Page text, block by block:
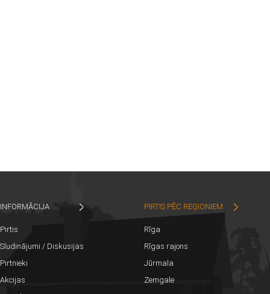
INFORMĀCIJA
Pirtis
Sludinājumi / Diskusijas
Pirtnieki
Akcijas
PIRTIS PĒC REĢIONIEM
Rīga
Rīgas rajons
Jūrmala
Zemgale